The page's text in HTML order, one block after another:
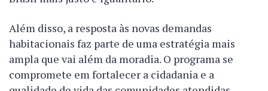
Além disso, a resposta às novas demandas
habitacionais faz parte de uma estratégia mais
ampla que vai além da moradia. O programa se
compromete em fortalecer a cidadania e a